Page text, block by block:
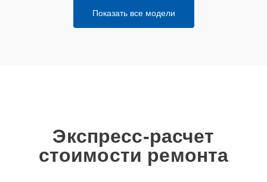
Показать все модели
Экспресс-расчет
стоимости ремонта